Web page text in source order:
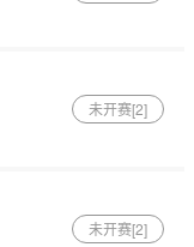
未开赛[2]
未开赛[2]